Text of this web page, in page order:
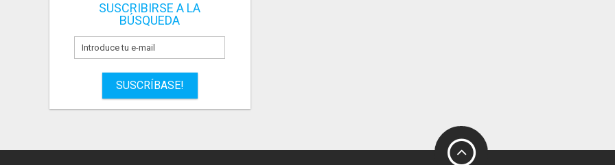
SUSCRIBIRSE A LA
BÚSQUEDA
SUSCRÍBASE!